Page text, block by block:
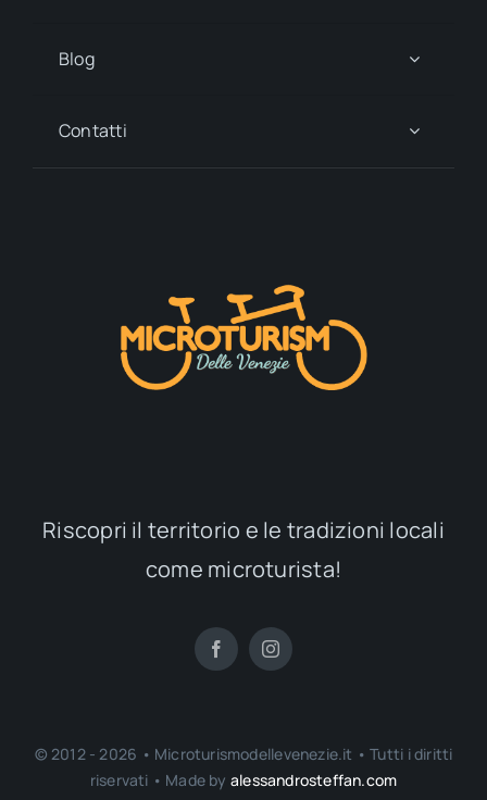
Blog
Contatti
Riscopri il territorio e le tradizioni locali
come microturista!
© 2012 - 2026 • Microturismodellevenezie.it • Tutti i diritti
riservati • Made by alessandrosteffan.com